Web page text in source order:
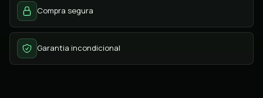
Compra segura
Garantia incondicional